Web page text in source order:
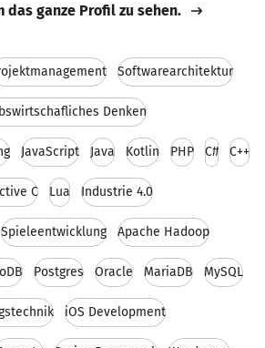
das ganze Profil zu sehen.
Softwarearchitektur
Denken
JavaScript Java Kotlin PHP C# C++
C Lua Industrie 4.0
Spieleentwicklung Apache Hadoop
Postgres Oracle MariaDB MySQL
iOS Development